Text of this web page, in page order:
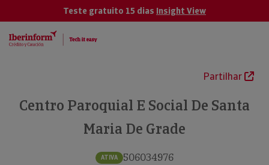
Teste gratuito 15 dias Insight View
Partilhar
Centro Paroquial E Social De Santa
Maria De Grade
ATIVA 506034976